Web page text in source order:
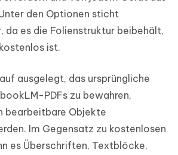
den Optionen sticht
da es die Folienstruktur beibehält,
ist.
ausgelegt, das ursprüngliche
PDFs zu bewahren,
bearbeitbare Objekte
Im Gegensatz zu kostenlosen
es Überschriften, Textblöcke,